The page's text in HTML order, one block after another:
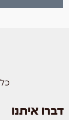
דברו איתנו